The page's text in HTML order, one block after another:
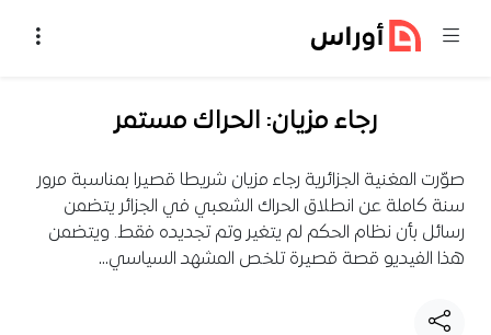
رجاء مزيان: الحراك مستمر
صوّرت المغنية الجزائرية رجاء مزيان شريطا قصيرا بمناسبة مرور
سنة كاملة عن انطلاق الحراك الشعبي في الجزائر يتضمن
رسائل بأن نظام الحكم لم يتغير وتم تجديده فقط. ويتضمن
هذا الفيديو قصة قصيرة تلخص المشهد السياسي…